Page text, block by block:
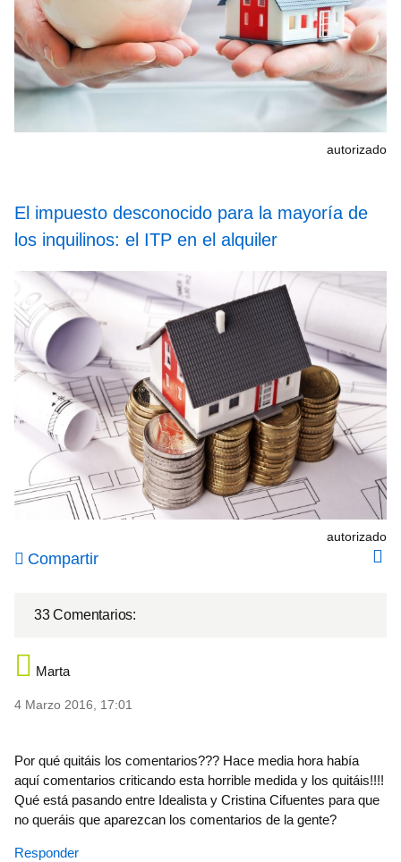
autorizado
El impuesto desconocido para la mayoría de
los inquilinos: el ITP en el alquiler
autorizado
Compartir
33 Comentarios:
Marta
4 Marzo 2016, 17:01
Por qué quitáis los comentarios??? Hace media hora había
aquí comentarios criticando esta horrible medida y los quitáis!!!!
Qué está pasando entre Idealista y Cristina Cifuentes para que
no queráis que aparezcan los comentarios de la gente?
Responder